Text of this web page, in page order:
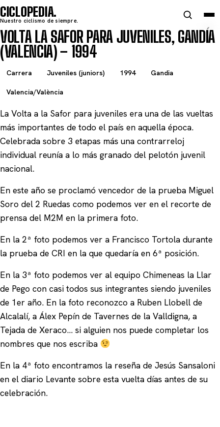
CICLOPEDIA
Nuestro ciclismo de siempre.
VOLTA LA SAFOR PARA JUVENILES, GANDÍA
(VALENCIA) – 1994
Carrera Juveniles (juniors) 1994 Gandia
Valencia/València
La Volta a la Safor para juveniles era una de las vueltas
más importantes de todo el país en aquella época.
Celebrada sobre 3 etapas más una contrarreloj
individual reunía a lo más granado del pelotón juvenil
nacional.
En este año se proclamó vencedor de la prueba Miguel
Soro del 2 Ruedas como podemos ver en el recorte de
prensa del M2M en la primera foto.
En la 2ª foto podemos ver a Francisco Tortola durante
la prueba de CRI en la que quedaría en 6ª posición.
En la 3ª foto podemos ver al equipo Chimeneas la Llar
de Pego con casi todos sus integrantes siendo juveniles
de 1er año. En la foto reconozco a Ruben Llobell de
Alcalalí, a Álex Pepín de Tavernes de la Valldigna, a
Tejada de Xeraco… si alguien nos puede completar los
nombres que nos escriba
En la 4ª foto encontramos la reseña de Jesús Sansaloni
en el diario Levante sobre esta vuelta días antes de su
celebración.